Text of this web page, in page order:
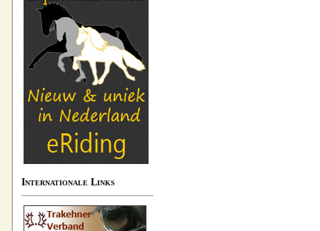
Internationale Links